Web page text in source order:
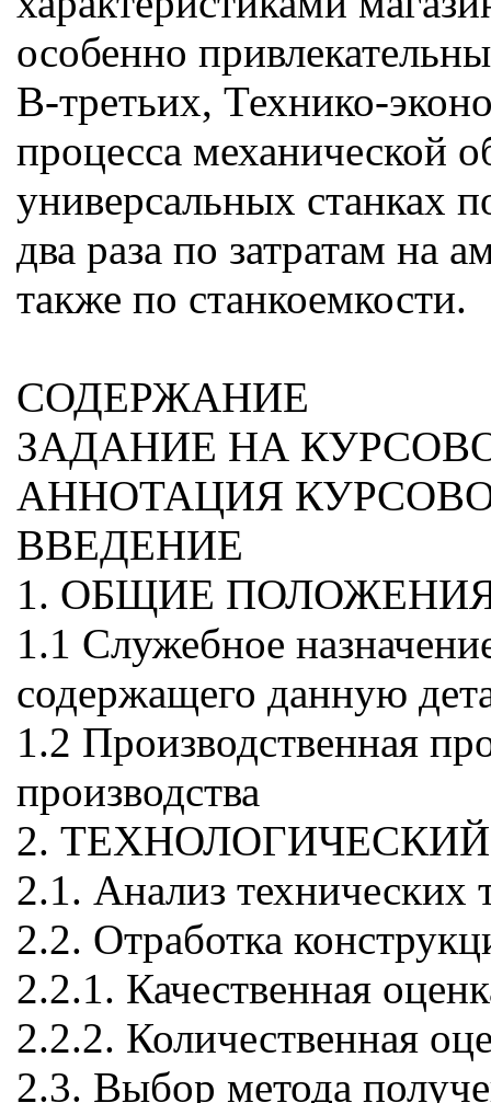
особенно
В-третьих, Технико-
процесса механической
универсальных станках
два раза по затратам на
также по станкоемкости.
СОДЕРЖАНИЕ
ЗАДАНИЕ НА
АННОТАЦИЯ
ВВЕДЕНИЕ
1. ОБЩИЕ
1.1 Служебное
содержащего данную
1.2 Производственная
производства
2.
2.1. Анализ технических
2.2. Отработка
2.2.1. Качественная
2.2.2. Количественная
2.3. Выбор метода